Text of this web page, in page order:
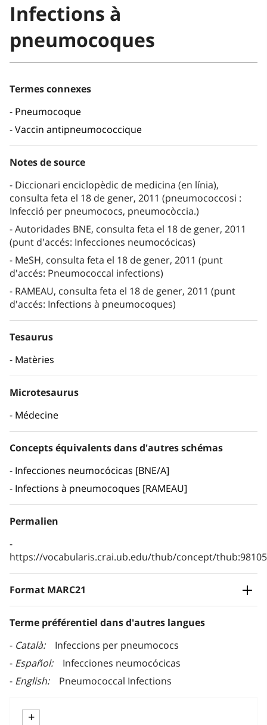
Infections à
pneumocoques
Termes connexes
Pneumocoque
Vaccin antipneumococcique
Notes de source
Diccionari enciclopèdic de medicina (en línia),
consulta feta el 18 de gener, 2011 (pneumococcosi :
Infecció per pneumococs, pneumocòccia.)
Autoridades BNE, consulta feta el 18 de gener, 2011
(punt d'accés: Infecciones neumocócicas)
MeSH, consulta feta el 18 de gener, 2011 (punt
d'accés: Pneumococcal infections)
RAMEAU, consulta feta el 18 de gener, 2011 (punt
d'accés: Infections à pneumocoques)
Tesaurus
Matèries
Microtesaurus
Médecine
Concepts équivalents dans d'autres schémas
Infecciones neumocócicas [BNE/A]
Infections à pneumocoques [RAMEAU]
Permalien
https://vocabularis.crai.ub.edu/thub/concept/
Format MARC21
Terme préférentiel dans d'autres langues
Català
Infeccions per pneumococs
Español
Infecciones neumocócicas
English
Pneumococcal Infections
+